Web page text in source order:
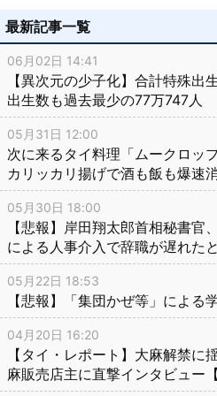
最新記事一覧
06月02日 14:41
【異次元の少子化】合計特殊出
出生数も過去最少の77万747人
05月31日 12:00
次に来るタイ料理「ムークロッ
カリッカリ揚げで酒も飯も爆速
05月30日 18:00
【悲報】岸田翔太郎首相秘書官
による人事介入で辞職が遅れた
05月22日 18:53
【悲報】「集団かぜ等」による
04月20日 16:20
【タイ・レポート】大麻解禁に
麻販売店主に直撃インタビュー【